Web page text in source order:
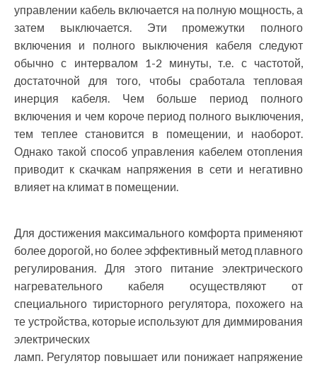
управлении кабель включается на полную мощность, а
затем выключается. Эти промежутки полного
включения и полного выключения кабеля следуют
обычно с интервалом 1-2 минуты, т.е. с частотой,
достаточной для того, чтобы сработала тепловая
инерция кабеля. Чем больше период полного
включения и чем короче период полного выключения,
тем теплее становится в помещении, и наоборот.
Однако такой способ управления кабелем отопления
приводит к скачкам напряжения в сети и негативно
влияет на климат в помещении.
Для достижения максимального комфорта применяют
более дорогой, но более эффективный метод плавного
регулирования. Для этого питание электрического
нагревательного кабеля осуществляют от
специального тиристорного регулятора, похожего на
те устройства, которые используют для диммирования
электрических
ламп. Регулятор повышает или понижает напряжение